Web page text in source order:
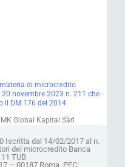
di microcredito
novembre 2023 n. 211 che
il DM 176 del 2014
Global Kapital Sàrl
Iscritta dal 14/02/2017 al n.
del microcredito Banca
TUB
– 00187 Roma, PEC: